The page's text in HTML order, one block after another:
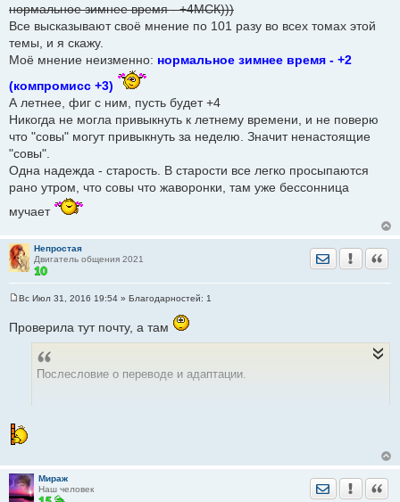
о
б
е
н
нормальное зимнее время - +4МСК)))
Все высказывают своё мнение по 101 разу во всех томах этой
темы, и я скажу.
Моё мнение неизменно: нормальное зимнее время - +2
(компромисс +3)
А летнее, фиг с ним, пусть будет +4
Никогда не могла привыкнуть к летнему времени, и не поверю
что "совы" могут привыкнуть за неделю. Значит ненастоящие
"совы".
Одна надежда - старость. В старости все легко просыпаются
рано утром, что совы что жаворонки, там уже бессонница
мучает
Непростая
Двигатель общения 2021
Отправить
о
Вс Июл 31, 2016 19:54 » Благодарностей: 1
Проверила тут почту, а там
Послесловие о переводе и адаптации.
поголовно сбился режим дня, и родителям приходится плясать
вокруг них, чтобы они заснули хотя бы в 3 часа ночи! У многих
теле- радио- и интернет-журналистов начались онкологические
Мираж
Наш человек
Отправить